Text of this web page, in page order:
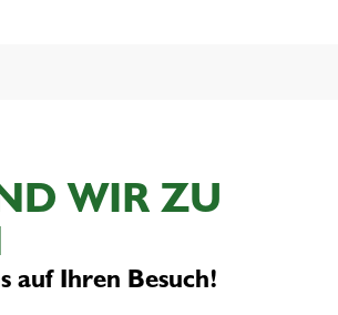
WIR ZU
auf Ihren Besuch!